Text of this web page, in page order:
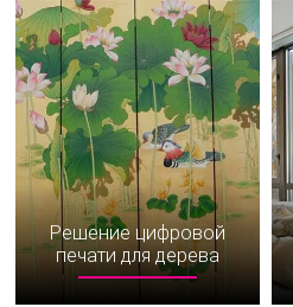
Решение цифровой
печати для дерева